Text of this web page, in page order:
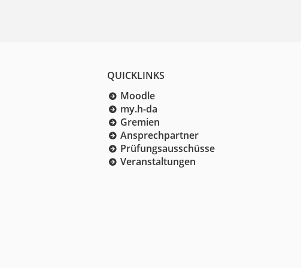
QUICKLINKS
Moodle
my.h-da
Gremien
Ansprechpartner
Prüfungsausschüsse
Veranstaltungen